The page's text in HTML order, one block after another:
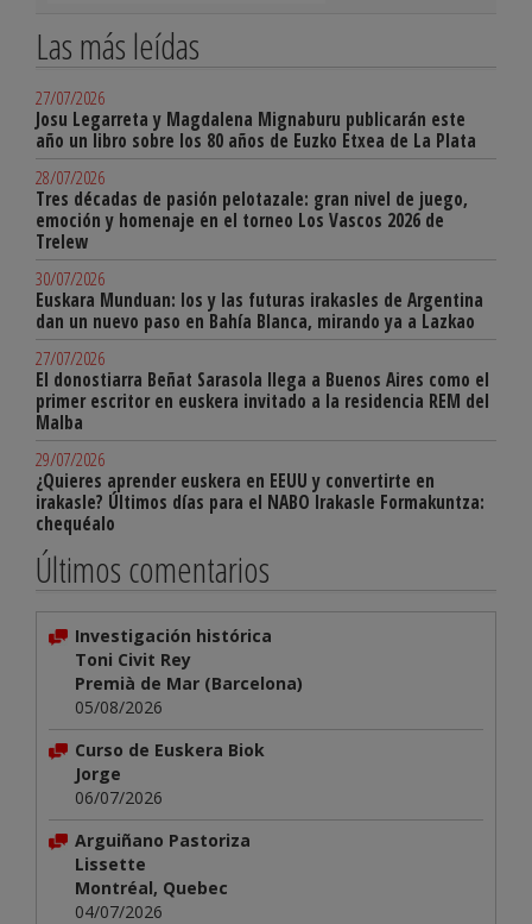
Las más leídas
27/07/2026
Josu Legarreta y Magdalena Mignaburu publicarán este
año un libro sobre los 80 años de Euzko Etxea de La Plata
28/07/2026
Tres décadas de pasión pelotazale: gran nivel de juego,
emoción y homenaje en el torneo Los Vascos 2026 de
Trelew
30/07/2026
Euskara Munduan: los y las futuras irakasles de Argentina
dan un nuevo paso en Bahía Blanca, mirando ya a Lazkao
27/07/2026
El donostiarra Beñat Sarasola llega a Buenos Aires como el
primer escritor en euskera invitado a la residencia REM del
Malba
29/07/2026
¿Quieres aprender euskera en EEUU y convertirte en
irakasle? Últimos días para el NABO Irakasle Formakuntza:
chequéalo
Últimos comentarios
Investigación histórica
Toni Civit Rey
Premià de Mar (Barcelona)
05/08/2026
Curso de Euskera Biok
Jorge
06/07/2026
Arguiñano Pastoriza
Lissette
Montréal, Quebec
04/07/2026